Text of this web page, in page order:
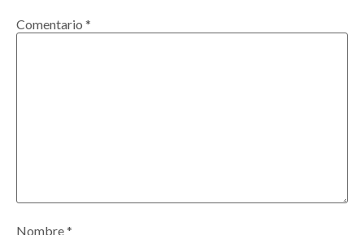
Comentario *
Nombre*